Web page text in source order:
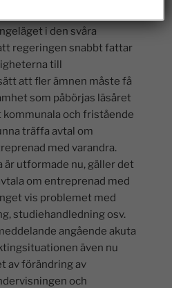
i den svåra
regeringen snabbt fattar
till
att fler ämnen måste få
som påbörjas läsåret
kommunala och fristående
träffa avtal om
med varandra.
är utformade nu, gäller det
om entreprenad med
vis problemet med
studiehandledning osv.
angående akuta
även nu
av förändring av
och